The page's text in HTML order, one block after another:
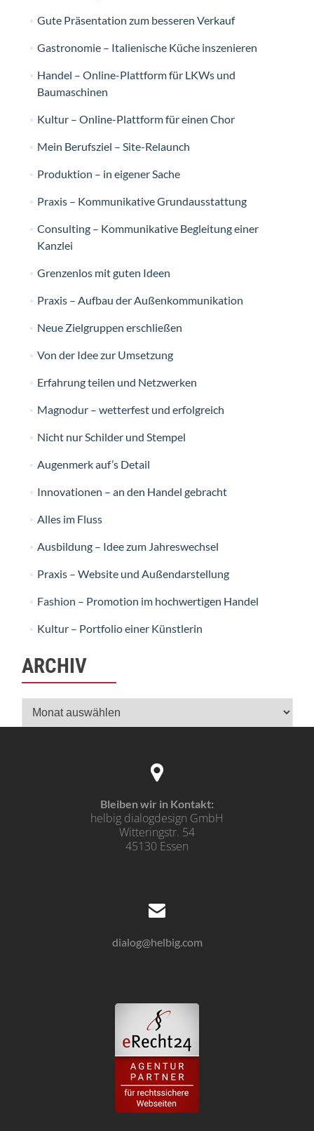
Gute Präsentation zum besseren Verkauf
Gastronomie – Italienische Küche inszenieren
Handel – Online-Plattform für LKWs und
Baumaschinen
Kultur – Online-Plattform für einen Chor
Mein Berufsziel – Site-Relaunch
Produktion – in eigener Sache
Praxis – Kommunikative Grundausstattung
Consulting – Kommunikative Begleitung einer
Kanzlei
Grenzenlos mit guten Ideen
Praxis – Aufbau der Außenkommunikation
Neue Zielgruppen erschließen
Von der Idee zur Umsetzung
Erfahrung teilen und Netzwerken
Magnodur – wetterfest und erfolgreich
Nicht nur Schilder und Stempel
Augenmerk auf’s Detail
Innovationen – an den Handel gebracht
Alles im Fluss
Ausbildung – Idee zum Jahreswechsel
Praxis – Website und Außendarstellung
Fashion – Promotion im hochwertigen Handel
Kultur – Portfolio einer Künstlerin
ARCHIV
Archiv
Bleiben wir in Kontakt:
helbig dialogdesign GmbH
Witteringstr. 54
45130 Essen
dialog@helbig.com